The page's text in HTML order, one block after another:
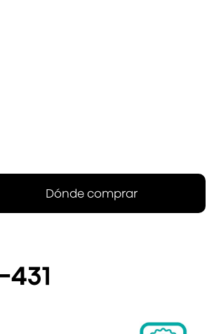
Dónde comprar